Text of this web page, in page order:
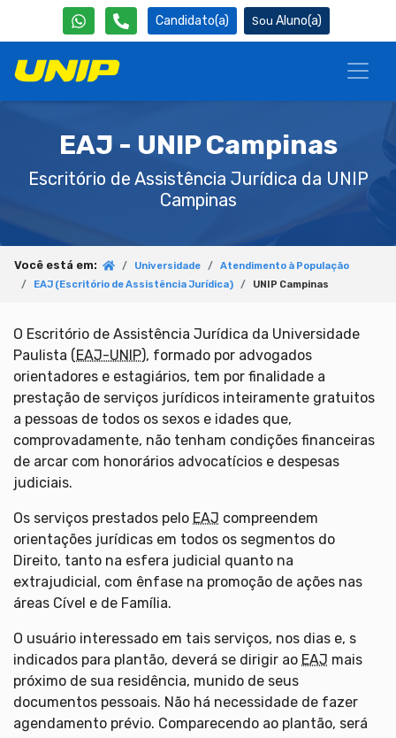
Candidato(a) Aluno(a)
EAJ - UNIP Campinas
Escritório de Assistência Jurídica da UNIP
Campinas
Você está em: Universidade
Atendimento à População
EAJ (Escritório de Assistência Jurídica)
UNIP Campinas
O Escritório de Assistência Jurídica da Universidade
Paulista ( EAJ-UNIP), formado por advogados
orientadores e estagiários, tem por finalidade a
prestação de serviços jurídicos inteiramente gratuitos
a pessoas de todos os sexos e idades que,
comprovadamente, não tenham condições financeiras
de arcar com honorários advocatícios e despesas
judiciais.
Os serviços prestados pelo EAJ compreendem
orientações jurídicas em todos os segmentos do
Direito, tanto na esfera judicial quanto na
extrajudicial, com ênfase na promoção de ações nas
áreas Cível e de Família.
O usuário interessado em tais serviços, nos dias e, s
indicados para plantão, deverá se dirigir ao EAJ mais
próximo de sua residência, munido de seus
documentos pessoais. Não há necessidade de fazer
agendamento prévio. Comparecendo ao plantão, será